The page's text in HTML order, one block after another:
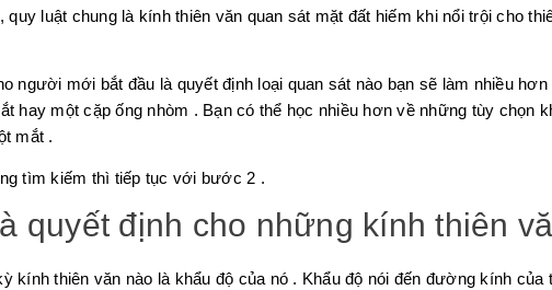
quy luật chung là kính thiên văn quan sát mặt đất hiếm khi nổi trội cho
người mới bắt đầu là quyết định loại quan sát nào bạn sẽ làm nhiều
hay một cặp ống nhòm . Bạn có thể học nhiều hơn về những tùy chọn
mắt .
tìm kiếm thì tiếp tục với bước 2 .
quyết định cho những kính thiên
kính thiên văn nào là khẩu độ của nó . Khẩu độ nói đến đường kính